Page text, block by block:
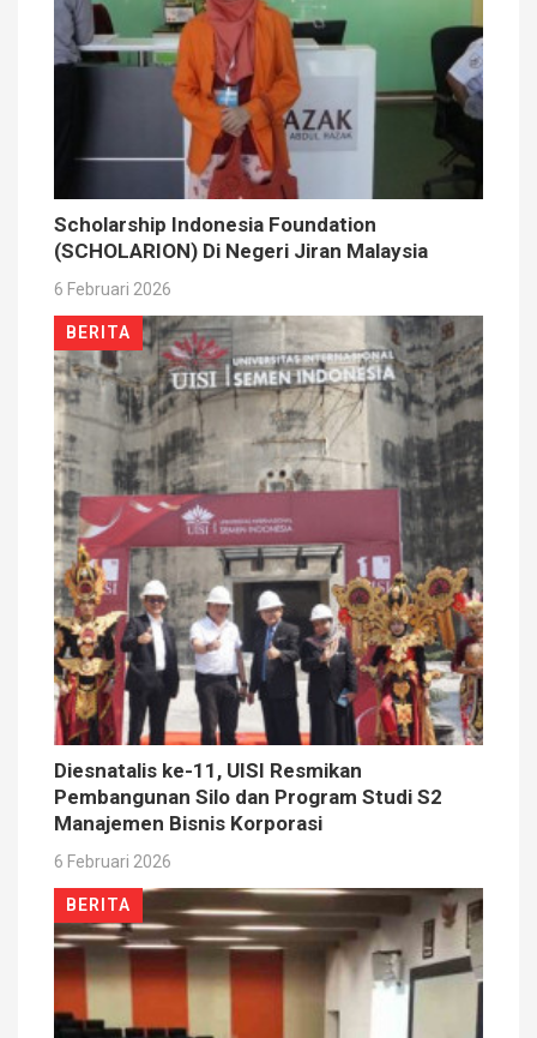
Scholarship Indonesia Foundation
(SCHOLARION) Di Negeri Jiran Malaysia
6 Februari 2026
BERITA
Diesnatalis ke-11, UISI Resmikan
Pembangunan Silo dan Program Studi S2
Manajemen Bisnis Korporasi
6 Februari 2026
BERITA